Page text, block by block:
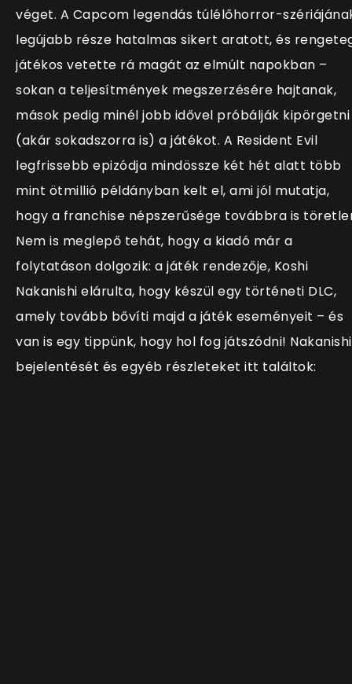
véget. A Capcom legendás túlélőhorror-
legújabb része hatalmas sikert aratott, és
játékos vetette rá magát az elmúlt napokban –
sokan a teljesítmények megszerzésére hajtanak,
mások pedig minél jobb idővel próbálják kipörgetni
(akár sokadszorra is) a játékot. A Resident Evil
legfrissebb epizódja mindössze két hét alatt több
mint ötmillió példányban kelt el, ami jól mutatja,
hogy a franchise népszerűsége továbbra is
Nem is meglepő tehát, hogy a kiadó már a
folytatáson dolgozik: a játék rendezője, Koshi
Nakanishi elárulta, hogy készül egy történeti DLC,
amely tovább bővíti majd a játék eseményeit – és
van is egy tippünk, hogy hol fog játszódni! Nakanishi
bejelentését és egyéb részleteket itt találtok: